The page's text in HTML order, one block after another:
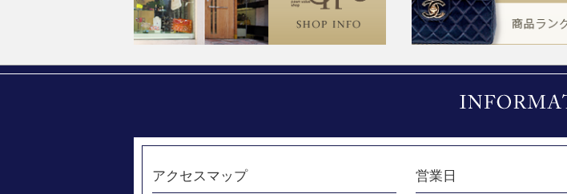
アクセスマップ 営業日